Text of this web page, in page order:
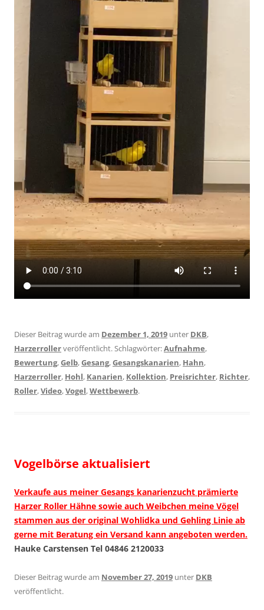
Dieser Beitrag wurde am Dezember 1, 2019 unter DKB,
Harzerrollerveröffentlicht. Schlagwörter:Aufnahme,
Bewertung,Gelb,Gesang,Gesangskanarien, Hahn,
Harzerroller, Hohl, Kanarien, Kollektion, Preisrichter, Richter,
Roller,Video,Vogel,Wettbewerb.
Vogelbörse aktualisiert
Verkaufe aus meiner Gesangs kanarienzucht prämierte
Harzer Roller Hähne sowie auch Weibchen meine Vögel
stammen aus der original Wohlidka und Gehling Linie ab
gerne mit Beratung ein Versand kann angeboten werden.
Hauke Carstensen Tel 04846 2120033
Dieser Beitrag wurde am November 27, 2019 unter DKB
veröffentlicht.